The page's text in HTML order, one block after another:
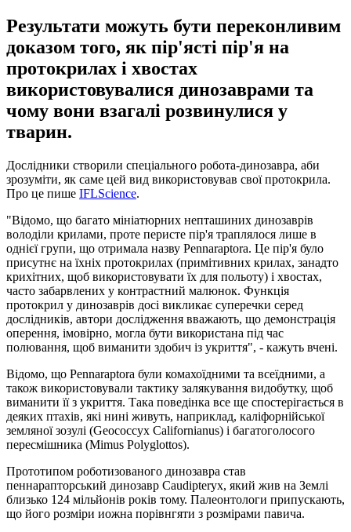
Результати можуть бути переконливим
доказом того, як пір'ясті пір'я на
протокрилах і хвостах
використовувалися динозаврами та
чому вони взагалі розвинулися у
тварин.
Дослідники створили спеціального робота-динозавра, аби
зрозуміти, як саме цей вид використовував свої протокрила.
Про це пише IFLScience.
"Відомо, що багато мініатюрних непташиних динозаврів
володіли крилами, проте перисте пір'я траплялося лише в
однієї групи, що отримала назву Pennaraptora. Це пір'я було
присутнє на їхніх протокрилах (примітивних крилах, занадто
крихітних, щоб використовувати їх для польоту) і хвостах,
часто забарвлених у контрастний малюнок. Функція
протокрил у динозаврів досі викликає суперечки серед
дослідників, автори дослідження вважають, що демонстрація
оперення, імовірно, могла бути використана під час
полювання, щоб виманити здобич із укриття", - кажуть вчені.
Відомо, що Pennaraptora були комахоїдними та всеїдними, а
також використовували тактику залякування видобутку, щоб
виманити її з укриття. Така поведінка все ще спостерігається в
деяких птахів, які нині живуть, наприклад, каліфорнійської
земляної зозулі (Geococcyx Californianus) і багатоголосого
пересмішника (Mimus Polyglottos).
Прототипом роботизованого динозавра став
пеннарапторський динозавр Caudipteryx, який жив на Землі
близько 124 мільйонів років тому. Палеонтологи припускають,
що його розміри иожна порівнгяти з розмірами павича.